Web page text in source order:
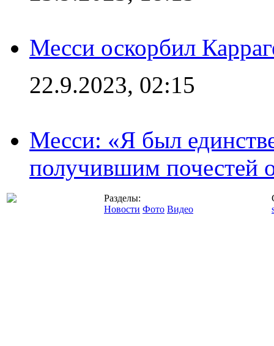
Месси оскорбил
22.9.2023, 02:15
Месси: «Я был
получившим почестей
Разделы:
Новости Фото Видео